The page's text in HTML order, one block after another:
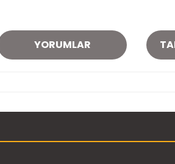
YORUMLAR
Bu ürüne ilk yorumu siz